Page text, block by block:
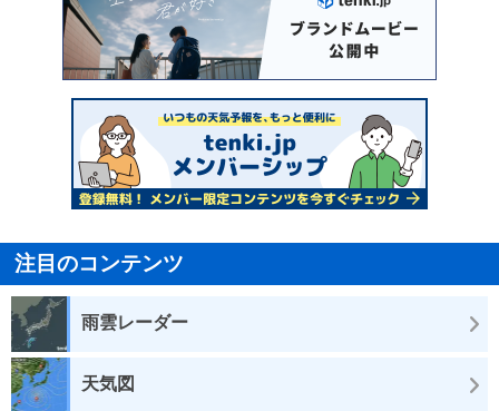
注目のコンテンツ
雨雲レーダー
天気図